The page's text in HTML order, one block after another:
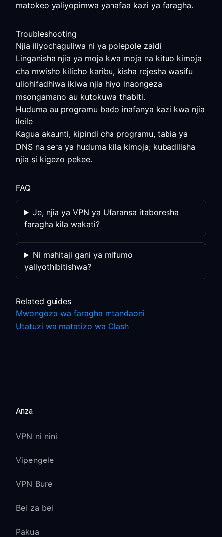
matokeo yaliyopimwa yanafaa kazi ya faragha.
Troubleshooting
Njia iliyochaguliwa ni ya polepole zaidi
Linganisha njia ya moja kwa moja na kituo kimoja
cha mwisho kilicho karibu, kisha rejesha wasifu
uliohifadhiwa ikiwa njia hiyo inaongeza
msongamano au kutokuwa thabiti.
Huduma au programu bado inafanya kazi kwa njia
ileile
Kagua akaunti, kipindi cha programu, tabia ya
DNS na sera ya huduma kila kimoja; kubadilisha
njia si kigezo pekee.
FAQ
Je, njia ya VPN ya Ufaransa itaboresha
faragha kila wakati?
Ni mahitaji gani ya mifumo
yaliyothibitishwa?
Related guides
Mwongozo wa faragha mtandaoni
Utatuzi wa matatizo wa Clash
Anza
VPN ni nini
Vipengele
VPN Bure
Bei za bei
Pakua